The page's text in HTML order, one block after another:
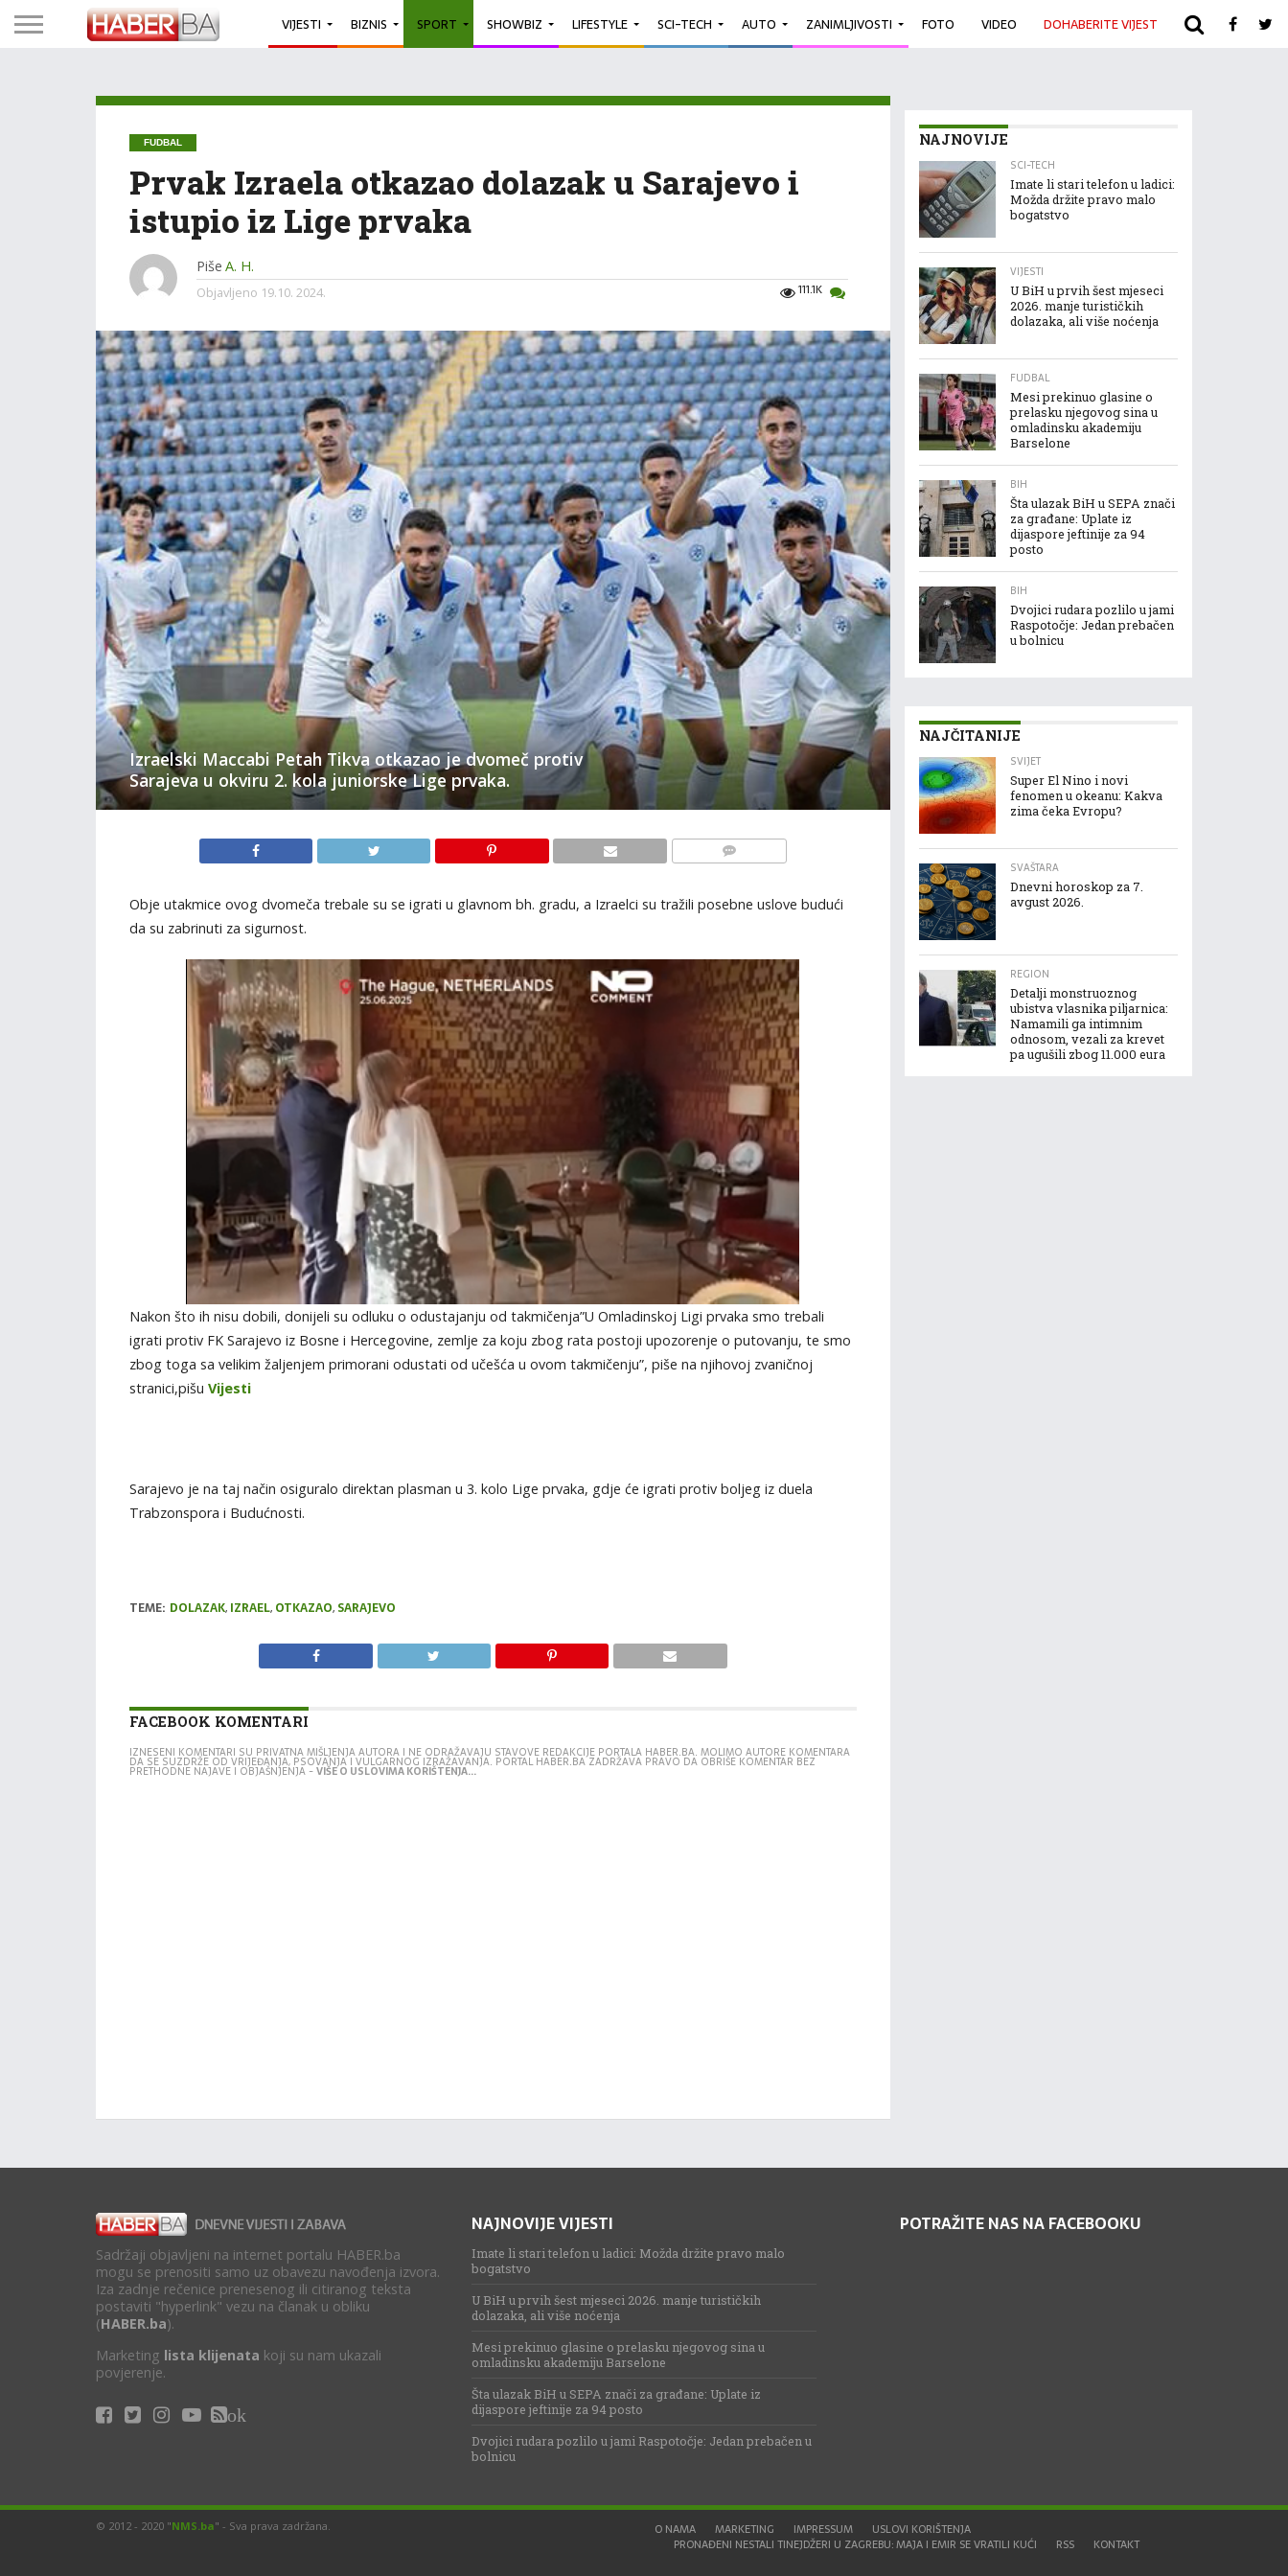
VIJESTI BIZNIS SPORT SHOWBIZ LIFESTYLE SCI-TECH AUTO ZANIMLJIVOSTI FOTO VIDEO DOHABERITE VIJEST ARHIVA
FUDBAL
Prvak Izraela otkazao dolazak u Sarajevo i
istupio iz Lige prvaka
Piše A. H.
111.1K
Objavljeno 19.10. 2024.
Izraelski Maccabi Petah Tikva otkazao je dvomeč protiv
Sarajeva u okviru 2. kola juniorske Lige prvaka.
Obje utakmice ovog dvomeča trebale su se igrati u glavnom bh. gradu, a Izraelci su tražili posebne uslove budući
da su zabrinuti za sigurnost.
Nakon što ih nisu dobili, donijeli su odluku o odustajanju od takmičenja”U Omladinskoj Ligi prvaka smo trebali
igrati protiv FK Sarajevo iz Bosne i Hercegovine, zemlje za koju zbog rata postoji upozorenje o putovanju, te smo
zbog toga sa velikim žaljenjem primorani odustati od učešća u ovom takmičenju”, piše na njihovoj zvaničnoj
stranici,pišu Vijesti
Sarajevo je na taj način osiguralo direktan plasman u 3. kolo Lige prvaka, gdje će igrati protiv boljeg iz duela
Trabzonspora i Budućnosti.
TEME: DOLAZAK, IZRAEL, OTKAZAO, SARAJEVO
FACEBOOK KOMENTARI
IZNESENI KOMENTARI SU PRIVATNA MIŠLJENJA AUTORA I NE ODRAŽAVAJU STAVOVE REDAKCIJE PORTALA HABER.BA. MOLIMO AUTORE KOMENTARA
DA SE SUZDRŽE OD VRIJEĐANJA, PSOVANJA I VULGARNOG IZRAŽAVANJA. PORTAL HABER.BA ZADRŽAVA PRAVO DA OBRIŠE KOMENTAR BEZ
PRETHODNE NAJAVE I OBJAŠNJENJA -VIŠE O USLOVIMA KORIŠTENJA...
NAJNOVIJE
SCI-TECH
Imate li stari telefon u ladici:
Možda držite pravo malo
bogatstvo
VIJESTI
U BiH u prvih šest mjeseci
2026. manje turističkih
dolazaka, ali više noćenja
FUDBAL
Mesi prekinuo glasine o
prelasku njegovog sina u
omladinsku akademiju
Barselone
BIH
Šta ulazak BiH u SEPA znači
za građane: Uplate iz
dijaspore jeftinije za 94
posto
BIH
Dvojici rudara pozlilo u jami
Raspotočje: Jedan prebačen
u bolnicu
NAJČITANIJE
SVIJET
Super El Nino i novi
fenomen u okeanu: Kakva
zima čeka Evropu?
SVAŠTARA
Dnevni horoskop za 7.
avgust 2026.
REGION
Detalji monstruoznog
ubistva vlasnika piljarnica:
Namamili ga intimnim
odnosom, vezali za krevet
pa ugušili zbog 11.000 eura
Sadržaji objavljeni na internet portalu HABER.ba
mogu se prenositi samo uz obavezu navođenja izvora.
Iza zadnje rečenice prenesenog ili citiranog teksta
postaviti "hyperlink" vezu na članak u obliku
(HABER.ba).
Marketing lista klijenata koji su nam ukazali
povjerenje.
ok
NAJNOVIJE VIJESTI
Imate li stari telefon u ladici: Možda držite pravo malo
bogatstvo
U BiH u prvih šest mjeseci 2026. manje turističkih
dolazaka, ali više noćenja
Mesi prekinuo glasine o prelasku njegovog sina u
omladinsku akademiju Barselone
Šta ulazak BiH u SEPA znači za građane: Uplate iz
dijaspore jeftinije za 94 posto
Dvojici rudara pozlilo u jami Raspotočje: Jedan prebačen u
bolnicu
POTRAŽITE NAS NA FACEBOOKU
O NAMA MARKETING IMPRESSUM
USLOVI KORIŠTENJA
PRONAĐENI NESTALI TINEJDŽERI U ZAGREBU: MAJA I EMIR SE VRATILI KUĆI
RSS KONTAKT
© 2012 - 2020 "NMS.ba" - Sva prava zadržana.